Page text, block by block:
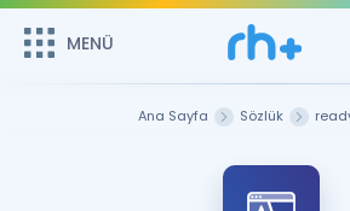
MENÜ
Sepetin Şu An
MENÜ
Ana Sayfa Sözlük